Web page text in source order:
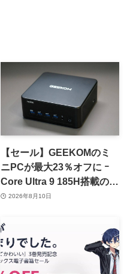
【セール】GEEKOMのミ
ニPCが最大23％オフに ｰ
Core Ultra 9 185H搭載の
｢IT13 Max｣が15％オフなど
2026年8月10日